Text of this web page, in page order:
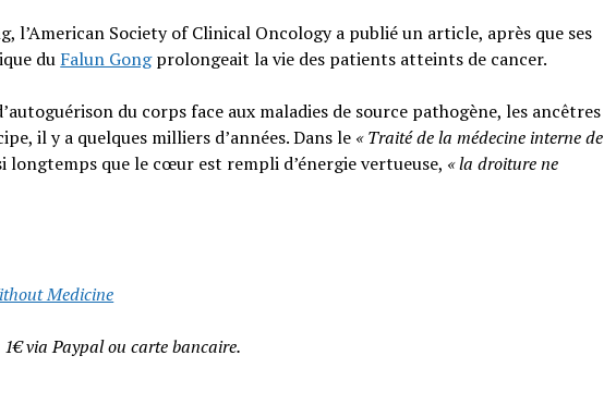
l’American Society of Clinical Oncology a publié un article, après que ses
du Falun Gongprolongeait la vie des patients atteints de cancer.
du corps face aux maladies de source pathogène, les ancêtres
il y a quelques milliers d’années. Dans le « Traité de la médecine interne de
longtemps que le cœur est rempli d’énergie vertueuse, « la droiture ne
Medicine
via Paypal ou carte bancaire.